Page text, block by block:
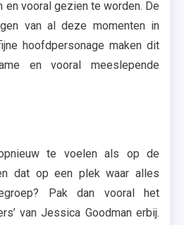
en vooral gezien te worden. De
van al deze momenten in
hoofdpersonage maken dit
en vooral meeslepende
te voelen als op de
dat op een plek waar alles
Pak dan vooral het
van Jessica Goodman erbij.